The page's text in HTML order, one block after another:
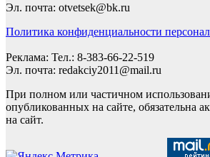
Эл. почта: otvetsek@bk.ru
Политика конфиденциальности
Реклама: Тел.: 8-383-66-22-519
Эл. почта: redakciy2011@mail.ru
При полном или частичном
опубликованных на сайте, обязательна
на сайт.